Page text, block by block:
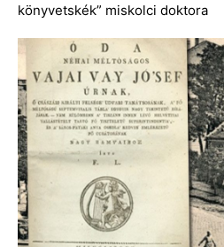
könyvetskék” miskolci doktora